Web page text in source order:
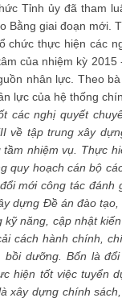
Tỉnh ủy đã tham
giai đoạn mới.
chức thực hiện các
của nhiệm kỳ
nhân lực. Theo
lực của hệ thống
các nghị quyết
về tập trung xây
nhiệm vụ. Thực
quy hoạch cán bộ
mới công tác đánh
dựng Đề án đào
năng, cập nhật
cách hành chính,
dưỡng. Bốn là
hiện tốt việc tuyển
xây dựng chính